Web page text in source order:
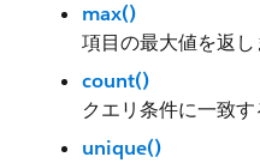
max()
項目の最大値を返し
count()
クエリ条件に一致す
unique()